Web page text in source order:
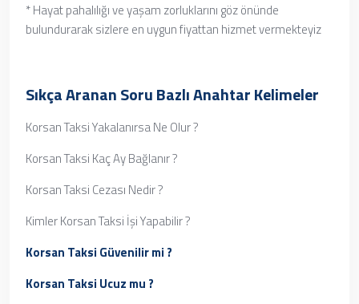
* Hayat pahalılığı ve yaşam zorluklarını göz önünde
bulundurarak sizlere en uygun fiyattan hizmet vermekteyiz
Sıkça Aranan Soru Bazlı Anahtar Kelimeler
Korsan Taksi Yakalanırsa Ne Olur ?
Korsan Taksi Kaç Ay Bağlanır ?
Korsan Taksi Cezası Nedir ?
Kimler Korsan Taksi İşi Yapabilir ?
Korsan Taksi Güvenilir mi ?
Korsan Taksi Ucuz mu ?